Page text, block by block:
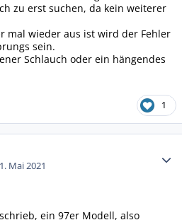
zu erst suchen, da kein weiterer
mal wieder aus ist wird der Fehler
sein.
Schlauch oder ein hängendes
1
Mai 2021
ein 97er Modell, also